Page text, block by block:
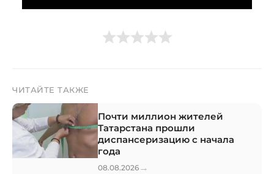
ЧИТАЙТЕ ТАКЖЕ
Почти миллион жителей
Татарстана прошли
диспансеризацию с начала
года
08.08.2026 →